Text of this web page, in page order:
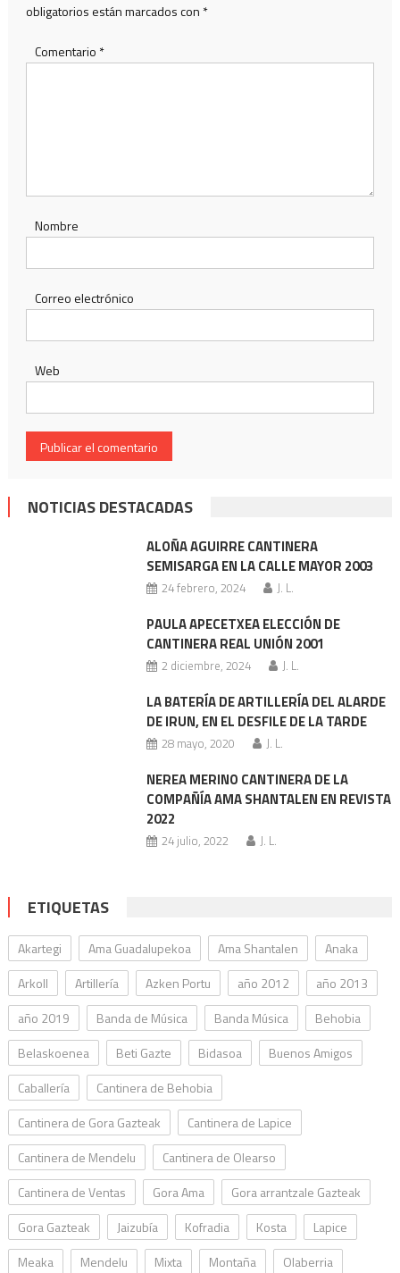
obligatorios están marcados con *
Comentario *
Nombre
Correo electrónico
Web
NOTICIAS DESTACADAS
ALOÑA AGUIRRE CANTINERA
SEMISARGA EN LA CALLE MAYOR 2003
24 febrero, 2024 J. L.
PAULA APECETXEA ELECCIÓN DE
CANTINERA REAL UNIÓN 2001
2 diciembre, 2024 J. L.
LA BATERÍA DE ARTILLERÍA DEL ALARDE
DE IRUN, EN EL DESFILE DE LA TARDE
28 mayo, 2020 J. L.
NEREA MERINO CANTINERA DE LA
COMPAÑÍA AMA SHANTALEN EN REVISTA
2022
24 julio, 2022 J. L.
ETIQUETAS
Akartegi Ama Guadalupekoa Ama Shantalen
Anaka
Arkoll
Artillería Azken Portu año 2012
año 2013
año 2019
Banda de Música Banda Música
Behobia
Belaskoenea
Beti Gazte Bidasoa
Buenos Amigos
Caballería
Cantinera de Behobia
Cantinera de Gora Gazteak
Cantinera de Lapice
Cantinera de Mendelu
Cantinera de Olearso
Cantinera de Ventas
Gora Ama
Gora arrantzale Gazteak
Gora Gazteak
Jaizubía Kofradia Kosta
Lapice
Meaka
Mendelu Mixta Montaña
Olaberria